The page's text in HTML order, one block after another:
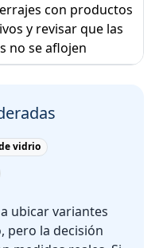
con productos
y revisar que las
no se aflojen
vidrio
ubicar variantes
pero la decisión